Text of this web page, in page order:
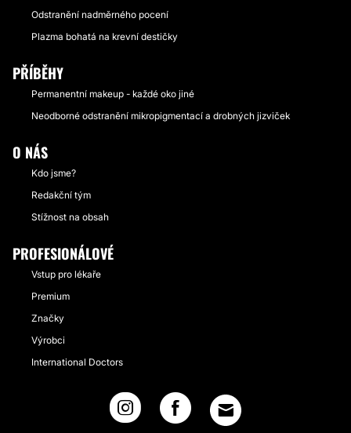
Odstranění nadměrného pocení
Plazma bohatá na krevní destičky
PŘÍBĚHY
Permanentní makeup - každé oko jiné
Neodborné odstranění mikropigmentací a drobných jizviček
O NÁS
Kdo jsme?
Redakční tým
Stížnost na obsah
PROFESIONÁLOVÉ
Vstup pro lékaře
Premium
Značky
Výrobci
International Doctors